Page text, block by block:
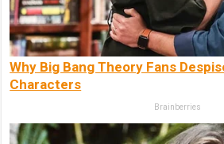
Why Big Bang Theory Fans
Characters
Brainberries